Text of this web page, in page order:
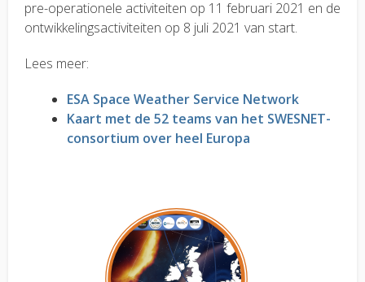
pre-operationele activiteiten op 11 februari 2021 en de
ontwikkelingsactiviteiten op 8 juli 2021 van start.
Lees meer:
ESA Space Weather Service Network
Kaart met de 52 teams van het SWESNET-
consortium over heel Europa